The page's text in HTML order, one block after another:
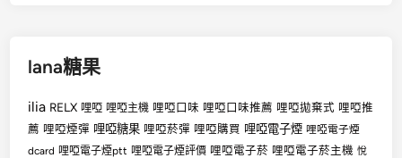
lana糖果
ilia RELX 哩啞 哩啞主機 哩啞口味 哩啞口味推薦 哩啞拋棄式 哩啞推
薦 哩啞煙彈 哩啞糖果 哩啞菸彈 哩啞購買 哩啞電子煙 哩啞電子煙
dcard 哩啞電子煙ptt 哩啞電子煙評價 哩啞電子菸 哩啞電子菸主機 悅